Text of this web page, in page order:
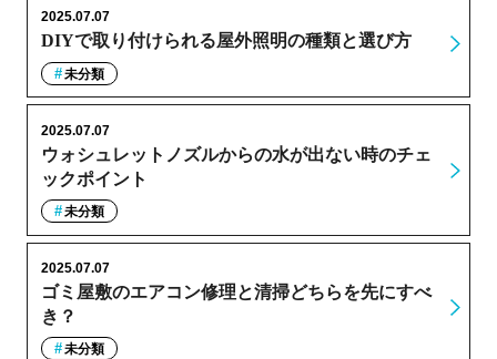
DIYで取り付けられる屋外照明の種類と選び方
2025.07.07
未分類
ウォシュレットノズルからの水が出ない時のチェ
ックポイント
2025.07.07
未分類
ゴミ屋敷のエアコン修理と清掃どちらを先にすべ
き？
2025.07.07
未分類